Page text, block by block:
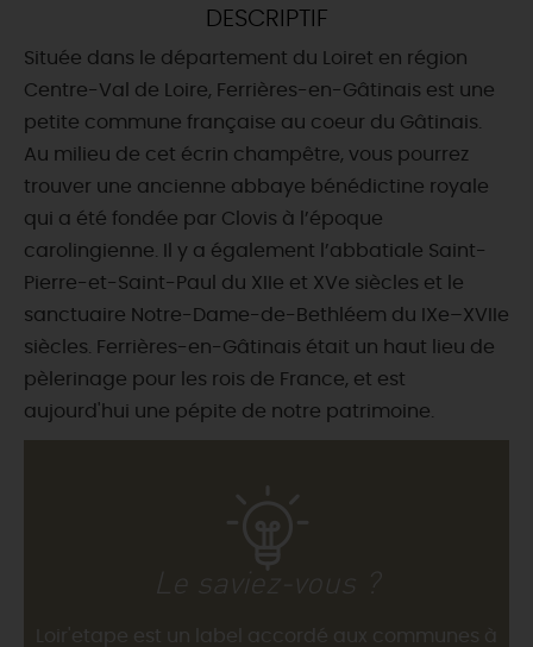
DEMAIN
CE WEEK-END
CETTE SEMAINE
TOUT L'AGENDA
DESCRIPTIF
Située dans le département du Loiret en région
Centre-Val de Loire, Ferrières-en-Gâtinais est une
petite commune française au coeur du Gâtinais.
Au milieu de cet écrin champêtre, vous pourrez
trouver une ancienne abbaye bénédictine royale
qui a été fondée par Clovis à l’époque
carolingienne. Il y a également l’abbatiale Saint-
Pierre-et-Saint-Paul du XIIe et XVe siècles et le
sanctuaire Notre-Dame-de-Bethléem du IXe–XVIIe
siècles. Ferrières-en-Gâtinais était un haut lieu de
pèlerinage pour les rois de France, et est
aujourd'hui une pépite de notre patrimoine.
Le saviez-vous ?
Loir'etape est un label accordé aux communes à